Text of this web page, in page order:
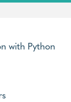
with Python